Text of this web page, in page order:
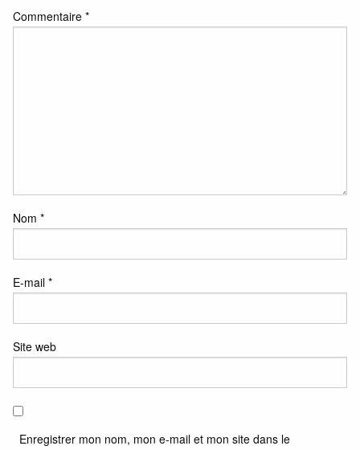
Commentaire *
Nom *
E-mail *
Site web
Enregistrer mon nom, mon e-mail et mon site dans le